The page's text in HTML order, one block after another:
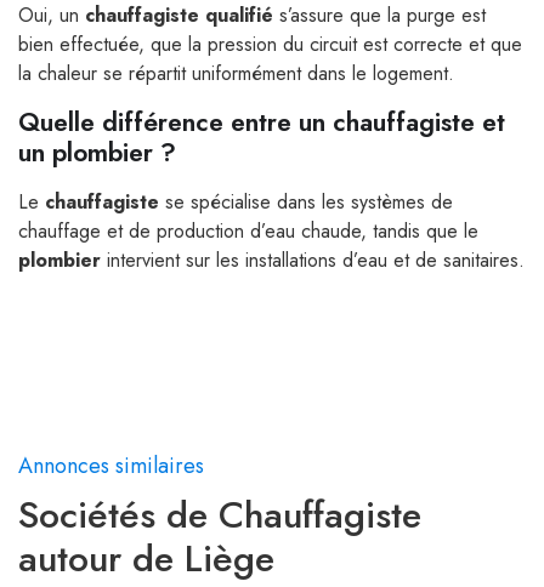
Oui, un chauffagiste qualifié s’assure que la purge est
bien effectuée, que la pression du circuit est correcte et que
la chaleur se répartit uniformément dans le logement.
Quelle différence entre un chauffagiste et
un plombier ?
Le chauffagiste se spécialise dans les systèmes de
chauffage et de production d’eau chaude, tandis que le
plombier intervient sur les installations d’eau et de sanitaires.
Annonces similaires
Sociétés de Chauffagiste
autour de Liège